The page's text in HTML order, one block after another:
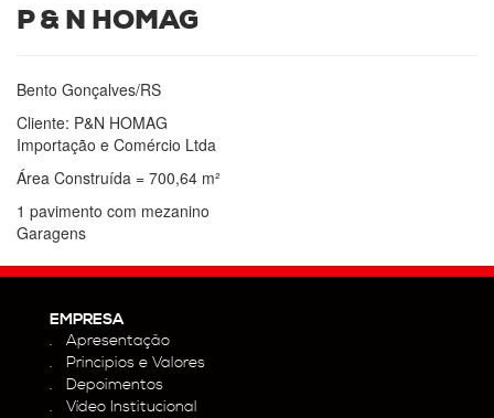
P & N HOMAG
Bento Gonçalves/RS
Cliente: P&N HOMAG
Importação e Comércio Ltda
Área Construída = 700,64 m²
1 pavimento com mezanino
Garagens
EMPRESA
Apresentação
Principios e Valores
Depoimentos
Vídeo Institucional